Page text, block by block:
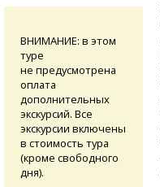
ВНИМАНИЕ: в этом
туре
не предусмотрена
оплата
дополнительных
экскурсий. Все
экскурсии включены
в стоимость тура
(кроме свободного
дня).